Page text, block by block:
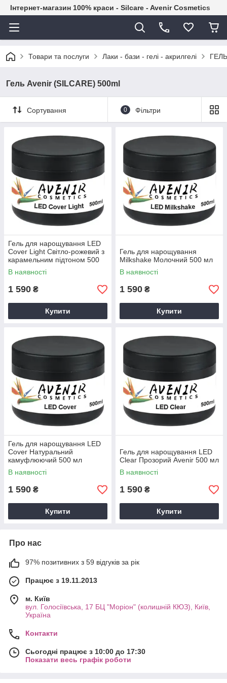
Інтернет-магазин 100% краси - Silcare - Avenir Cosmetics
Товари та послуги Лаки - бази - гелі - акрилгелі
Гель Avenir (SILCARE) 500ml
Сортування 0 Фільтри
Гель для нарощування LED
Cover Light Світло-рожевий з
карамельним підтоном 500
мл
В наявності
1 590 ₴
Купити
Гель для нарощування
Milkshake Молочний 500 мл
В наявності
1 590 ₴
Купити
Гель для нарощування LED
Cover Натуральний
камуфлюючий 500 мл
В наявності
1 590 ₴
Купити
Гель для нарощування LED
Clear Прозорий Avenir 500 мл
В наявності
1 590 ₴
Купити
Про нас
97% позитивних з 59 відгуків за рік
Працює з 19.11.2013
м. Київ
вул. Голосіївська, 17 БЦ "Моріон" (колишній КЮЗ), Київ,
Україна
Контакти
Сьогодні працює з 10:00 до 17:30
Показати весь графік роботи